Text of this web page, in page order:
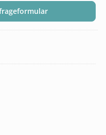
Gib den